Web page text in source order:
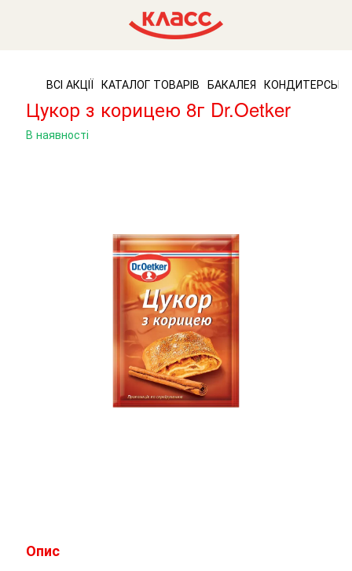
ВСІ АКЦІЇ КАТАЛОГ ТОВАРІВ БАКАЛЕЯ КОНДИТЕРСЬКІ
Цукор з корицею 8г Dr.Oetker
В наявності
Опис